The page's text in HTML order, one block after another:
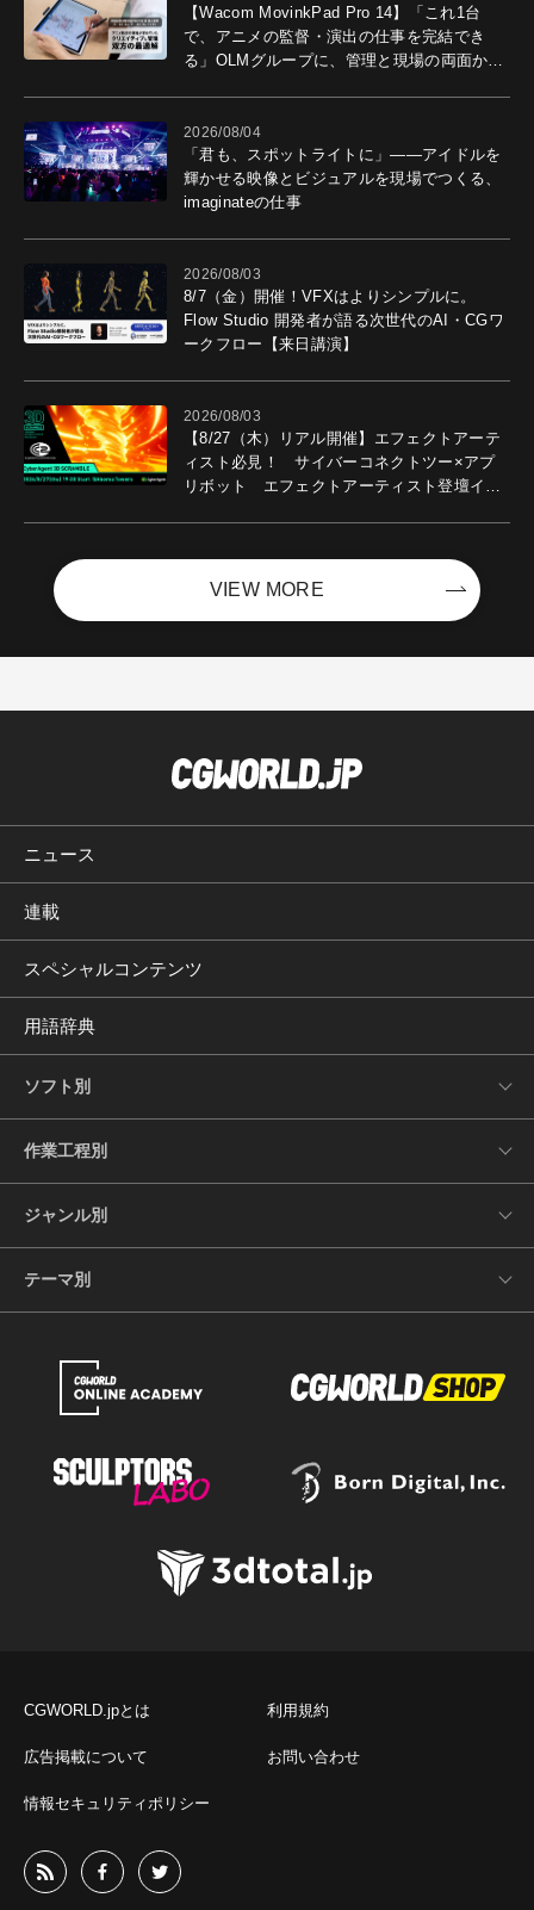
【Wacom MovinkPad Pro 14】「これ1台
で、アニメの監督・演出の仕事を完結でき
る」OLMグループに、管理と現場の両面から
2026/08/04
「君も、スポットライトに」――アイドルを
輝かせる映像とビジュアルを現場でつくる、
imaginateの仕事
2026/08/03
8/7（金）開催！VFXはよりシンプルに。
Flow Studio 開発者が語る次世代のAI・CGワ
ークフロー【来日講演】
2026/08/03
【8/27（木）リアル開催】エフェクトアーテ
ィスト必見！ サイバーコネクトツー×アプ
リボット エフェクトアーティスト登壇イベ
VIEW MORE
ニュース
連載
スペシャルコンテンツ
用語辞典
ソフト別
作業工程別
ジャンル別
テーマ別
CGWORLD.jpとは 利用規約
広告掲載について お問い合わせ
情報セキュリティポリシー